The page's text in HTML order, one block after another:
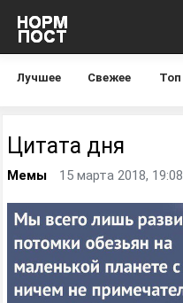
Лучшее Свежее Топ
Цитата дня
Мемы 15 марта 2018, 19:08